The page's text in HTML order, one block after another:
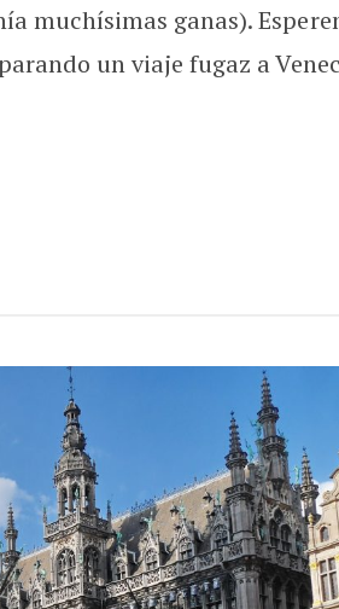
muchísimas ganas).
un viaje fugaz a